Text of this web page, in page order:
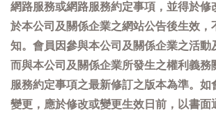
網路服務或網路服務約定事項，並得於修
於本公司及關係企業之網站公告後生效，
知。會員因參與本公司及關係企業之活動
而與本公司及關係企業所發生之權利義務
服務約定事項之最新修訂之版本為準。如
變更，應於修改或變更生效日前，以書面